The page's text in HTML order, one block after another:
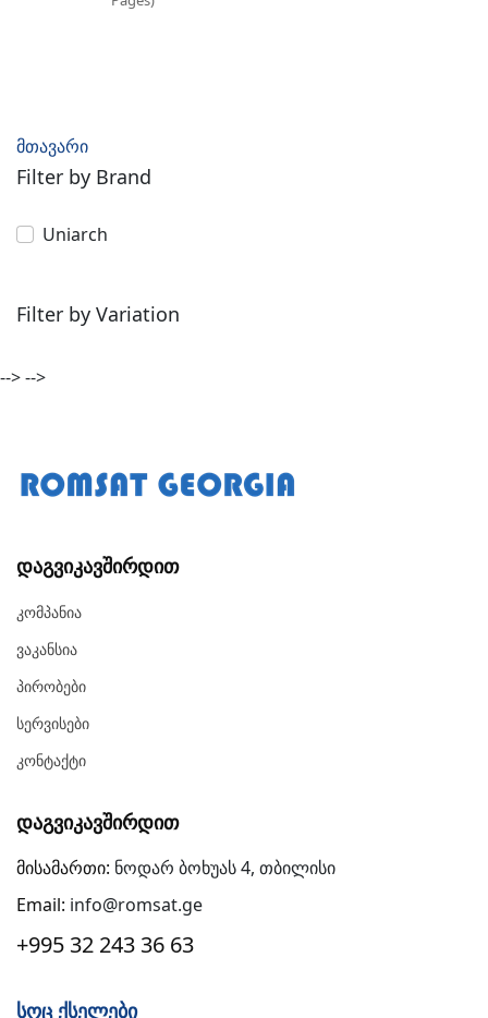
მთავარი
Filter by Brand
Uniarch
Filter by Variation
-->-->
Დაგვიკავშირდით
Კომპანია
Ვაკანსია
Პირობები
Სერვისები
Კონტაქტი
Დაგვიკავშირდით
მისამართი: ნოდარ ბოხუას 4, თბილისი
Email: info@romsat.ge
+995 32 243 36 63
Სოც Ქსელები